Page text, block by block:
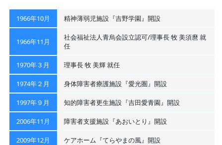
1966年10月 精神薄弱児施設『吉野学園』開設
1966年11月
社会福祉法人青烏会設立認可/理事長 牧 美須麿 就
任
1970年３月 理事長 牧 美輝 就任
1974年２月 身体障害者療護施設『愛光圏』開設
1997年９月 知的障害者更生施設『吉田愛青園』開設
2006年11月 障害者支援施設『あおいとり』開設
2009年12月 ケアホーム『てらやまの風』開設